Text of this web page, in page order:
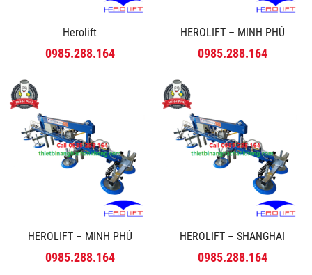
Herolift
0985.288.164
HEROLIFT – MINH PHÚ
0985.288.164
HEROLIFT – MINH PHÚ
0985.288.164
HEROLIFT – SHANGHAI
0985.288.164